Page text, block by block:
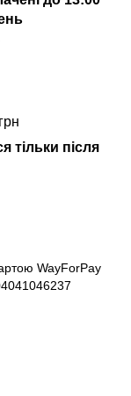
тільки після
WayForPay